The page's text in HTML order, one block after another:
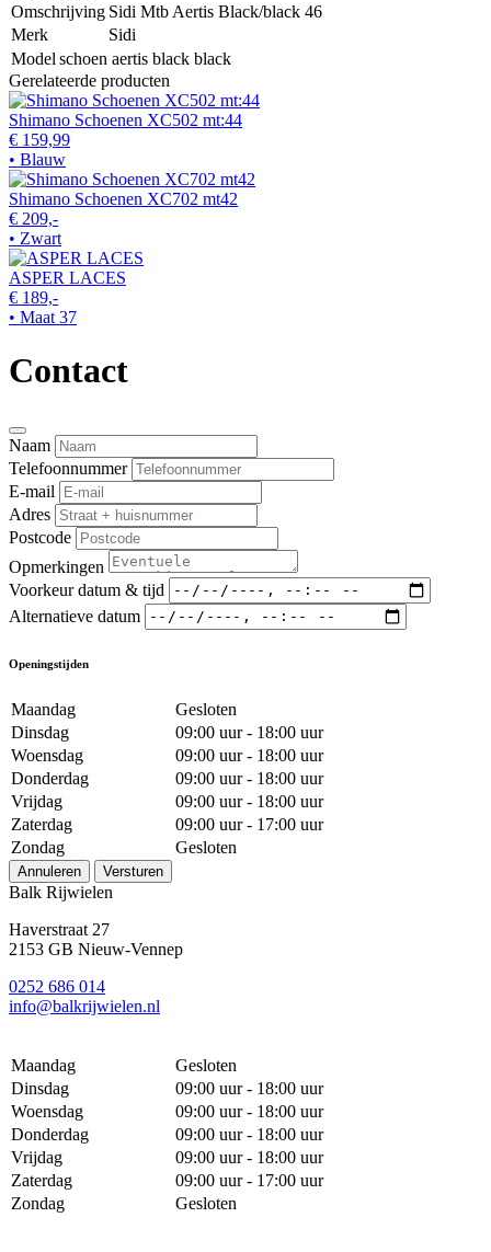
Omschrijving Sidi Mtb Aertis Black/black 46
Merk
Sidi
Model schoen aertis black black
Gerelateerde producten
Shimano Schoenen XC502 mt:44
€ 159,99
• Blauw
Shimano Schoenen XC702 mt42
€ 209,-
• Zwart
ASPER LACES
€ 189,-
• Maat 37
Contact
Naam
Telefoonnummer
E-mail
Adres
Postcode
Opmerkingen
Voorkeur datum & tijd
Alternatieve datum
Openingstijden
Maandag
Gesloten
Dinsdag
09:00 uur - 18:00 uur
Woensdag
09:00 uur - 18:00 uur
Donderdag
09:00 uur - 18:00 uur
Vrijdag
09:00 uur - 18:00 uur
Zaterdag
09:00 uur - 17:00 uur
Zondag
Gesloten
Annuleren Versturen
Balk Rijwielen
Haverstraat 27
2153 GB Nieuw-Vennep
0252 686 014
info@balkrijwielen.nl
Maandag
Gesloten
Dinsdag
09:00 uur - 18:00 uur
Woensdag
09:00 uur - 18:00 uur
Donderdag
09:00 uur - 18:00 uur
Vrijdag
09:00 uur - 18:00 uur
Zaterdag
09:00 uur - 17:00 uur
Zondag
Gesloten